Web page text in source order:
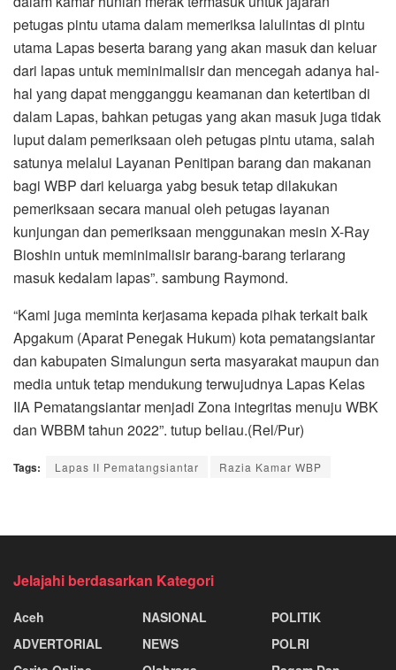
petugas pintu utama dalam memeriksa lalulintas di pintu
utama Lapas beserta barang yang akan masuk dan keluar
dari lapas untuk meminimalisir dan mencegah adanya hal-
hal yang dapat mengganggu keamanan dan ketertiban di
dalam Lapas, bahkan petugas yang akan masuk juga tidak
luput dalam pemeriksaan oleh petugas pintu utama, salah
satunya melalui Layanan Penitipan barang dan makanan
bagi WBP dari keluarga yabg besuk tetap dilakukan
pemeriksaan secara manual oleh petugas layanan
kunjungan dan pemeriksaan menggunakan mesin X-Ray
Bioshin untuk meminimalisir barang-barang terlarang
masuk kedalam lapas”. sambung Raymond.
“Kami juga meminta kerjasama kepada pihak terkait baik
Apgakum (Aparat Penegak Hukum) kota pematangsiantar
dan kabupaten Simalungun serta masyarakat maupun dan
media untuk tetap mendukung terwujudnya Lapas Kelas
IIA Pematangsiantar menjadi Zona integritas menuju WBK
dan WBBM tahun 2022”. tutup beliau.(Rel/Pur)
Tags: Lapas II Pematangsiantar Razia Kamar WBP
Jelajahi berdasarkan Kategori
Aceh
ADVERTORIAL
NASIONAL
NEWS
POLITIK
POLRI